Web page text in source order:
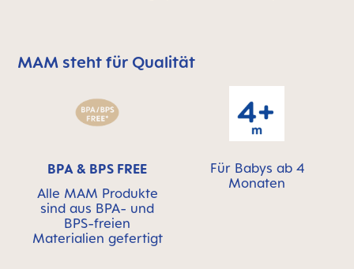
MAM überspringen bedeutet Qualitätssymbolleiste
MAM steht für Qualität
BPA & BPS FREE
Alle MAM Produkte
sind aus BPA- und
BPS-freien
Materialien gefertigt
Für Babys ab 4
Monaten